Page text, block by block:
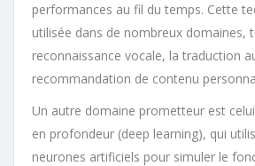
performances au fil du temps. Cette
utilisée dans de nombreux domaines,
reconnaissance vocale, la traduction
recommandation de contenu
Un autre domaine prometteur est celui
en profondeur (deep learning), qui
neurones artificiels pour simuler le